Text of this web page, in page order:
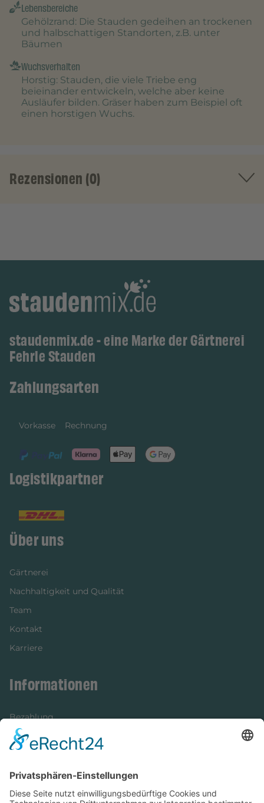
Lebensbereiche
Gehölzrand : Die Stauden gedeihen an trockenen
und halbschattigen Standorten, z.B. unter
Bäumen
Wuchsverhalten
Horstig: Stauden, die viele Triebe eng
beieinander entwickeln, welche aber keine
Ausläufer bilden. Gräser haben zum Beispiel oft
einen horstigen Wuchs.
Rezensionen (0)
staudenmix.de - eine Marke der Gärtnerei
Fehrle Stauden
Zahlungsarten
Vorkasse Rechnung
Logistikpartner
Über uns
Gärtnerei
Nachhaltigkeit und Qualität
Team
Kontakt
Karriere
Informationen
Bezahlung
Newsletter
Versandinformationen
Verfügbarkeit/Verträglichkeit